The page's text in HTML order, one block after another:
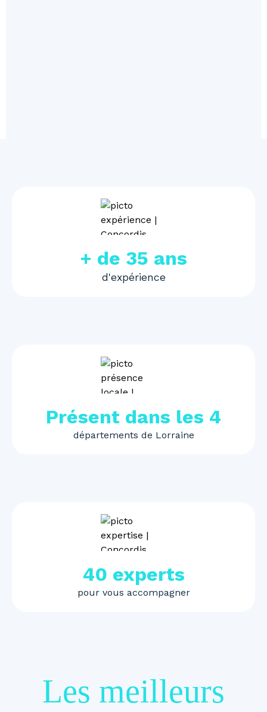
+ de 35 ans
d'expérience
Présent dans les 4
départements de Lorraine
40 experts
pour vous accompagner
Les meilleurs